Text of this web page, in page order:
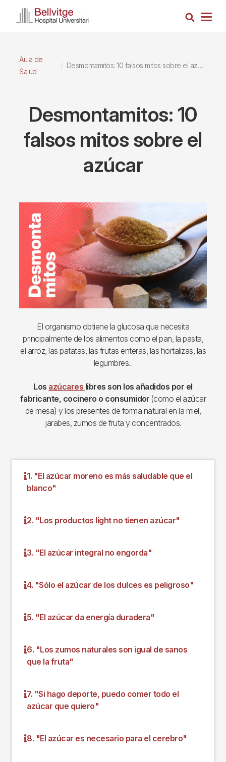
Busca
Aula de
Salud
Desmontamitos: 10 falsos mitos sobre el azúcar
Desmontamitos: 10
falsos mitos sobre el
azúcar
Imagen
El organismo obtiene la glucosa que necesita
principalmente de los alimentos como el pan, la pasta,
el arroz, las patatas, las frutas enteras, las hortalizas, las
legumbres...
Los azúcares libres son los añadidos por el
fabricante, cocinero o consumidor (como el azúcar
de mesa) y los presentes de forma natural en la miel,
jarabes, zumos de fruta y concentrados.
1. "El azúcar moreno es más saludable que el
blanco"
2. "Los productos light no tienen azúcar"
3. "El azúcar integral no engorda"
4. "Sólo el azúcar de los dulces es peligroso"
5. "El azúcar da energía duradera"
6. "Los zumos naturales son igual de sanos
que la fruta"
7. "Si hago deporte, puedo comer todo el
azúcar que quiero"
8. "El azúcar es necesario para el cerebro"